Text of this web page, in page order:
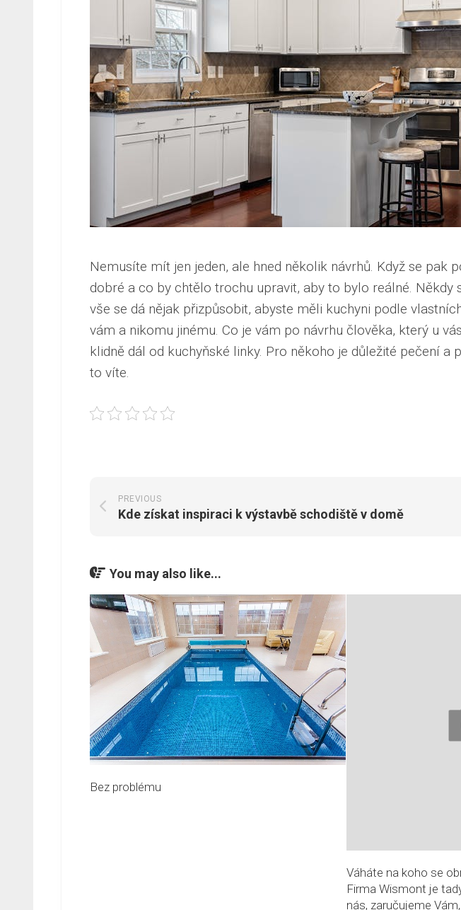
Nemusíte mít jen jeden, ale hned několik návrhů. Když se
dobré a co by chtělo trochu upravit, aby to bylo reálné.
vše se dá nějak přizpůsobit, abyste měli kuchyni podle
vám a nikomu jinému. Co je vám po návrhu člověka, který u
klidně dál od kuchyňské linky. Pro někoho je důležité pečení
to víte.
PREVIOUS
Kde získat inspiraci k výstavbě schodiště v domě
You may also like...
Bez problému
Váháte na koho se
Firma Wismont je
nás, zaručujeme